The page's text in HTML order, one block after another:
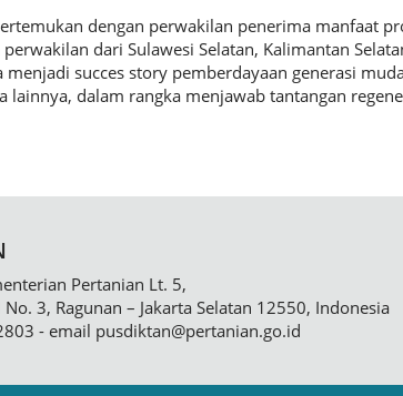
dengan perwakilan penerima manfaat
dari Sulawesi Selatan, Kalimantan
menjadi succes story pemberdayaan generasi
lainnya, dalam rangka menjawab tantangan
Pertanian Lt. 5,
No. 3, Ragunan – Jakarta Selatan 12550, Indonesia
- email pusdiktan@pertanian.go.id